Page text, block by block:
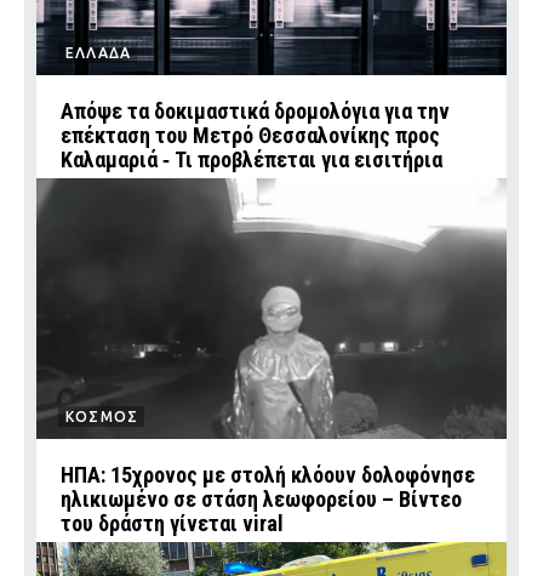
ΕΛΛΑΔΑ
Απόψε τα δοκιμαστικά δρομολόγια για την
επέκταση του Μετρό Θεσσαλονίκης προς
Καλαμαριά ‑ Τι προβλέπεται για εισιτήρια
ΚΟΣΜΟΣ
ΗΠΑ: 15χρονος με στολή κλόουν δολοφόνησε
ηλικιωμένο σε στάση λεωφορείου – Βίντεο
του δράστη γίνεται viral